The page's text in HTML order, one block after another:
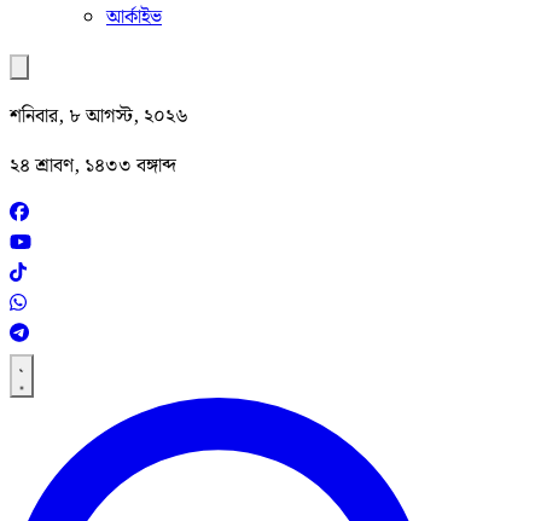
আর্কাইভ
শনিবার, ৮ আগস্ট, ২০২৬
২৪ শ্রাবণ, ১৪৩৩ বঙ্গাব্দ